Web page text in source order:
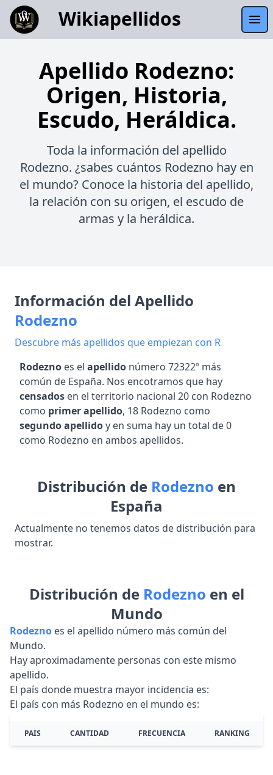
Wikiapellidos
Apellido Rodezno:
Origen, Historia,
Escudo, Heráldica.
Toda la información del apellido
Rodezno. ¿sabes cuántos Rodezno hay en
el mundo? Conoce la historia del apellido,
la relación con su origen, el escudo de
armas y la heráldica.
Información del Apellido
Rodezno
Descubre más apellidos que empiezan con R
Rodezno es el apellido número 72322º más
común de España. Nos encotramos que hay
censados en el territorio nacional 20 con Rodezno
como primer apellido, 18 Rodezno como
segundo apellidoy en suma hay un total de 0
como Rodezno en ambos apellidos.
Distribución de Rodezno en
España
Actualmente no tenemos datos de distribución para
mostrar.
Distribución de Rodezno en el
Mundo
Rodezno es el apellido número más común del
Mundo.
Hay aproximadamente personas con este mismo
apellido.
El país donde muestra mayor incidencia es:
El país con más Rodezno en el mundo es:
PAIS CANTIDAD FRECUENCIA RANKING